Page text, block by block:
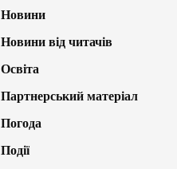
Новини
Новини від читачів
Освіта
Партнерський матеріал
Погода
Події